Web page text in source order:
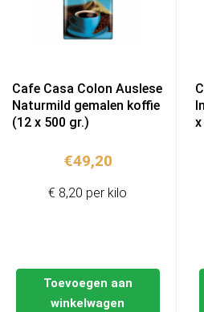
Cafe Casa Colon Auslese
Naturmild gemalen koffie
(12 x 500 gr.)
€49,20
Toevoegen aan
winkelwagen
€ 8,20 per kilo